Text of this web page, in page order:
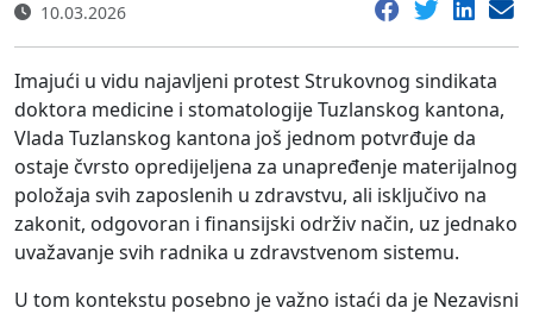
10.03.2026
Imajući u vidu najavljeni protest Strukovnog sindikata
doktora medicine i stomatologije Tuzlanskog kantona,
Vlada Tuzlanskog kantona još jednom potvrđuje da
ostaje čvrsto opredijeljena za unapređenje materijalnog
položaja svih zaposlenih u zdravstvu, ali isključivo na
zakonit, odgovoran i finansijski održiv način, uz jednako
uvažavanje svih radnika u zdravstvenom sistemu.
U tom kontekstu posebno je važno istaći da je Nezavisni